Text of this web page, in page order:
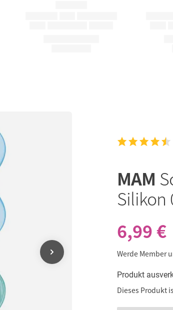
MAM
Silikon
6,99 €
Werde Member
Produkt
Dieses Produkt